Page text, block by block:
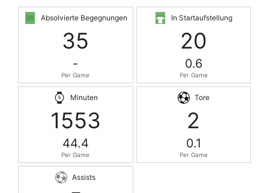
Absolvierte Begegnungen
35
-
Per Game
In Startaufstellung
20
0.6
Per Game
Minuten
1553
44.4
Per Game
Tore
2
0.1
Per Game
Assists